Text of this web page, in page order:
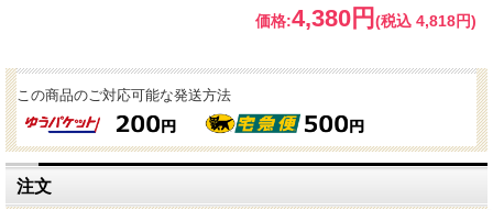
価格:4,380円 (税込 4,818円)
この商品のご対応可能な発送方法
注文